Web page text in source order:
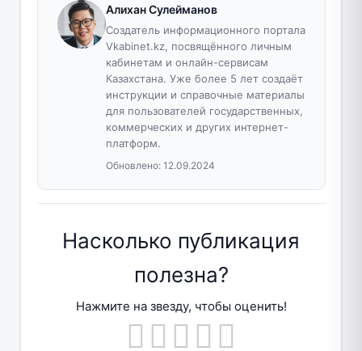
Алихан Сулейманов
Создатель информационного портала
Vkabinet.kz, посвящённого личным
кабинетам и онлайн-сервисам
Казахстана. Уже более 5 лет создаёт
инструкции и справочные материалы
для пользователей государственных,
коммерческих и других интернет-
платформ.
Обновлено: 12.09.2024
Насколько публикация
полезна?
Нажмите на звезду, чтобы оценить!